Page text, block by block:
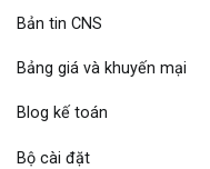
Bản tin CNS
Bảng giá và khuyến mại
Blog kế toán
Bộ cài đặt